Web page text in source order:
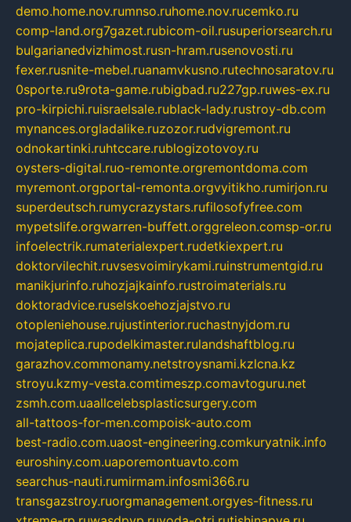
demo.home.nov.rumnso.ruhome.nov.rucemko.ru
comp-land.org7gazet.rubicom-oil.rusuperiorsearch.ru
bulgarianedvizhimost.rusn-hram.rusenovosti.ru
fexer.rusnite-mebel.ruanamvkusno.rutechnosaratov.ru
0sporte.ru9rota-game.rubigbad.ru227gp.ruwes-ex.ru
pro-kirpichi.ruisraelsale.rublack-lady.rustroy-db.com
mynances.orgladalike.ruzozor.rudvigremont.ru
odnokartinki.ruhtccare.rublogizotovoy.ru
oysters-digital.ruo-remonte.orgremontdoma.com
myremont.orgportal-remonta.orgvyitikho.rumirjon.ru
superdeutsch.rumycrazystars.rufilosofyfree.com
mypetslife.orgwarren-buffett.orggreleon.comsp-or.ru
infoelectrik.rumaterialexpert.rudetkiexpert.ru
doktorvilechit.ruvsesvoimirykami.ruinstrumentgid.ru
manikjurinfo.ruhozjajkainfo.rustroimaterials.ru
doktoradvice.ruselskoehozjajstvo.ru
otopleniehouse.rujustinterior.ruchastnyjdom.ru
mojateplica.rupodelkimaster.rulandshaftblog.ru
garazhov.commonamy.netstroysnami.kzlcna.kz
stroyu.kzmy-vesta.comtimeszp.comavtoguru.net
zsmh.com.uaallcelebsplasticsurgery.com
all-tattoos-for-men.compoisk-auto.com
best-radio.com.uaost-engineering.comkuryatnik.info
euroshiny.com.uaporemontuavto.com
searchus-nauti.rumirmam.infosmi366.ru
transgazstroy.ruorgmanagement.orgyes-fitness.ru